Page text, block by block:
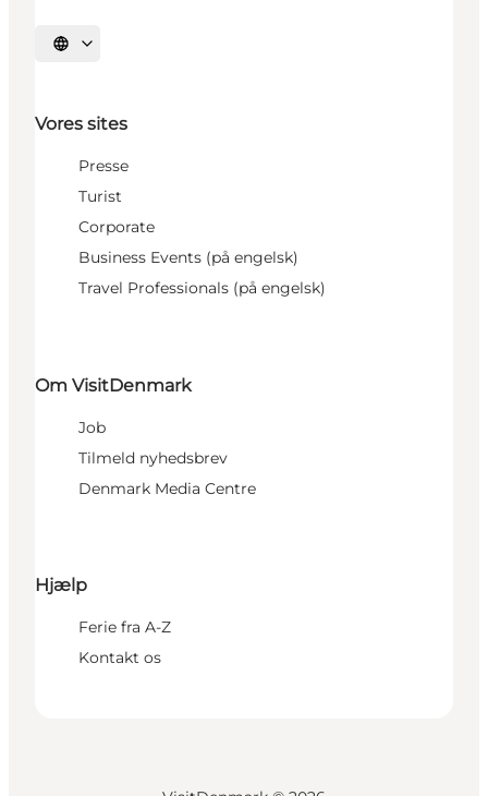
Vælg sprog
Vores sites
Presse
Turist
Corporate
Business Events (på engelsk)
Travel Professionals (på engelsk)
Om VisitDenmark
Job
Tilmeld nyhedsbrev
Denmark Media Centre
Hjælp
Ferie fra A-Z
Kontakt os